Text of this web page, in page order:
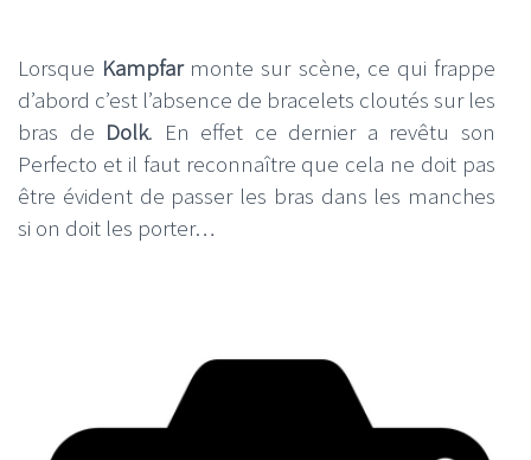
Lorsque Kampfar monte sur scène, ce qui frappe
d’abord c’est l’absence de bracelets cloutés sur les
bras de Dolk. En effet ce dernier a revêtu son
Perfecto et il faut reconnaître que cela ne doit pas
être évident de passer les bras dans les manches
si on doit les porter…